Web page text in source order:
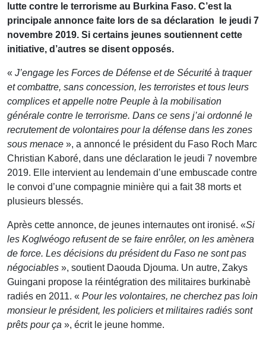
lutte contre le terrorisme au Burkina Faso. C’est la
principale annonce faite lors de sa déclaration le jeudi 7
novembre 2019. Si certains jeunes soutiennent cette
initiative, d’autres se disent opposés.
« J’engage les Forces de Défense et de Sécurité à traquer
et combattre, sans concession, les terroristes et tous leurs
complices et appelle notre Peuple à la mobilisation
générale contre le terrorisme. Dans ce sens j’ai ordonné le
recrutement de volontaires pour la défense dans les zones
sous menace », a annoncé le président du Faso Roch Marc
Christian Kaboré, dans une déclaration le jeudi 7 novembre
2019. Elle intervient au lendemain d’une embuscade contre
le convoi d’une compagnie minière qui a fait 38 morts et
plusieurs blessés.
Après cette annonce, de jeunes internautes ont ironisé. «Si
les Koglwéogo refusent de se faire enrôler, on les amènera
de force. Les décisions du président du Faso ne sont pas
négociables », soutient Daouda Djouma. Un autre, Zakys
Guingani propose la réintégration des militaires burkinabè
radiés en 2011. « Pour les volontaires, ne cherchez pas loin
monsieur le président, les policiers et militaires radiés sont
prêts pour ça », écrit le jeune homme.